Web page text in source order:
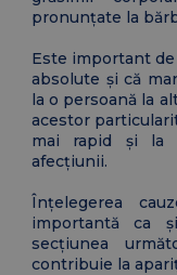
pronunțate la
Este important
absolute și că
la o persoană la
acestor
mai rapid și la
afecțiunii.
Înțelegerea
importantă ca
secțiunea
contribuie la